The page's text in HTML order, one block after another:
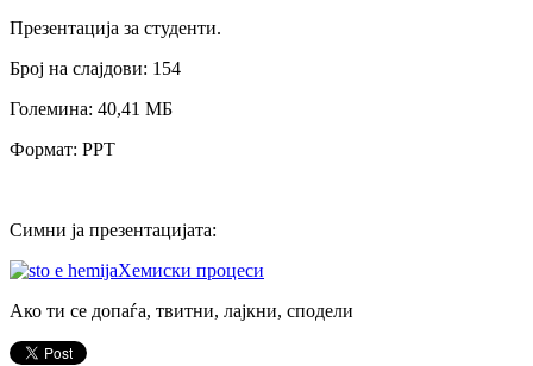
Презентација за студенти.
Број на слајдови: 154
Големина: 40,41 МБ
Формат: PPT
Симни ја презентацијата:
Хемиски процеси
Ако ти се допаѓа, твитни, лајкни, сподели